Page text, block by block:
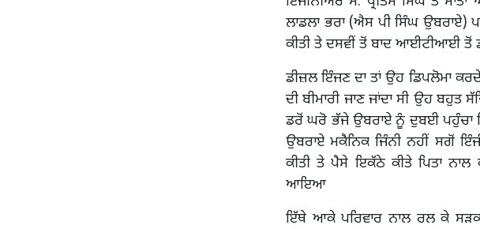
ਲਾਡਲਾ ਭਰਾ (ਐਸ ਪੀ ਸਿੰਘ ਉਬਰਾਏ)
ਕੀਤੀ ਤੇ ਦਸਵੀਂ ਤੋਂ ਬਾਦ ਆਈਟੀਆਈ ਤੋਂ
ਡੀਜ਼ਲ ਇੰਜਣ ਦਾ ਤਾਂ ਉਹ ਡਿਪਲੋਮਾ
ਦੀ ਬੀਮਾਰੀ ਜਾਣ ਜਾਂਦਾ ਸੀ ਉਹ
ਡਰੋਂ ਘਰੋ ਭੱਜੇ ਉਬਰਾਏ ਨੂੰ ਦੁਬਈ ਪਹੁੰਚਾ
ਉਬਰਾਏ ਮਕੈਨਿਕ ਜਿੰਨੀ ਨਹੀਂ ਸਗੋਂ
ਕੀਤੀ ਤੇ ਪੈਸੇ ਇਕੱਠੇ ਕੀਤੇ ਪਿਤਾ
ਆਇਆ
ਇੱਥੇ ਆਕੇ ਪਰਿਵਾਰ ਨਾਲ ਰਲ ਕੇ